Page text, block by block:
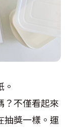
？不僅看起來
抽獎一樣。運